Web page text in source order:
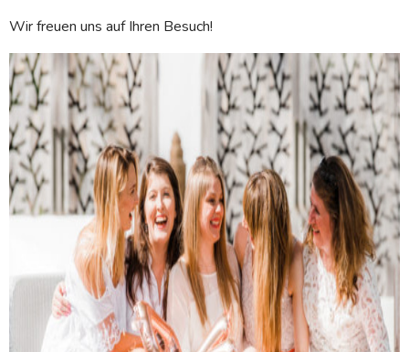
Wir freuen uns auf Ihren Besuch!